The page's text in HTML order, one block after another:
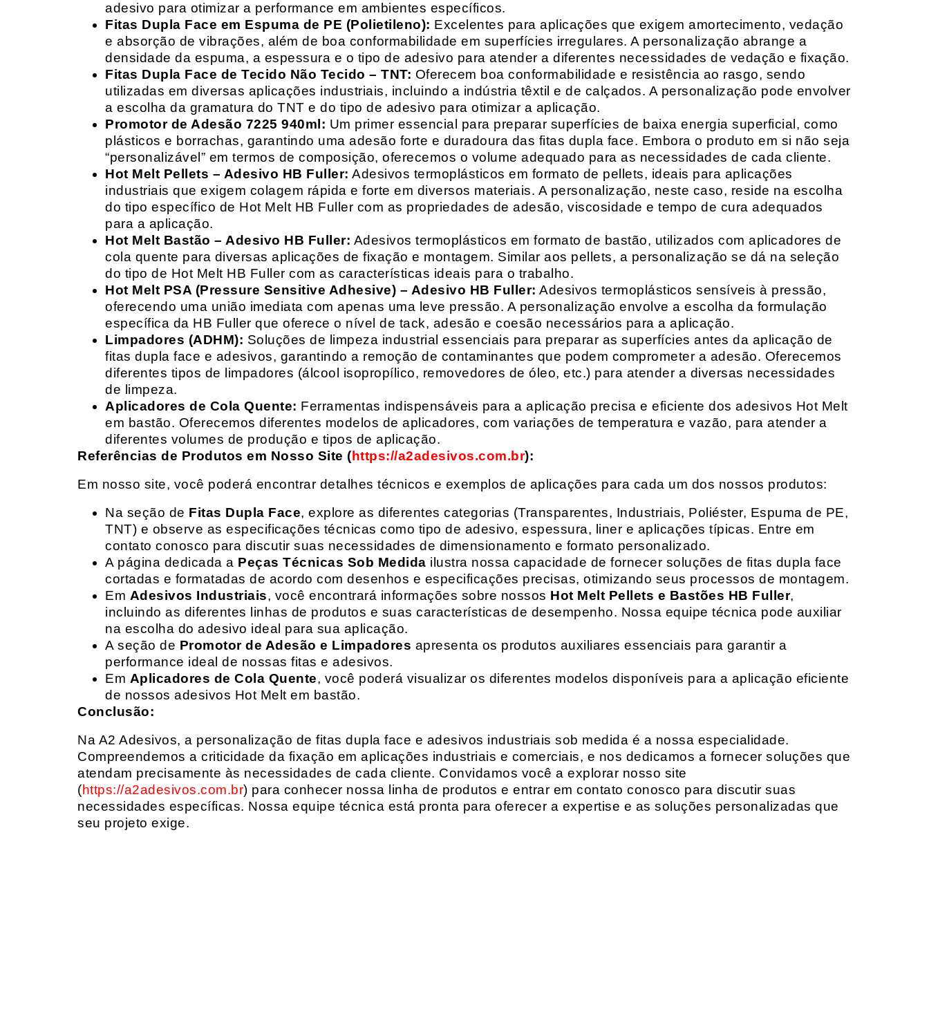
adesivo para otimizar a performance em ambientes específicos.
Fitas Dupla Face em Espuma de PE (Polietileno): Excelentes para aplicações que exigem amortecimento, vedação
e absorção de vibrações, além de boa conformabilidade em superfícies irregulares. A personalização abrange a
densidade da espuma, a espessura e o tipo de adesivo para atender a diferentes necessidades de vedação e fixação.
Fitas Dupla Face de Tecido Não Tecido – TNT: Oferecem boa conformabilidade e resistência ao rasgo, sendo
utilizadas em diversas aplicações industriais, incluindo a indústria têxtil e de calçados. A personalização pode envolver
a escolha da gramatura do TNT e do tipo de adesivo para otimizar a aplicação.
Promotor de Adesão 7225 940ml: Um primer essencial para preparar superfícies de baixa energia superficial, como
plásticos e borrachas, garantindo uma adesão forte e duradoura das fitas dupla face. Embora o produto em si não seja
“personalizável” em termos de composição, oferecemos o volume adequado para as necessidades de cada cliente.
Hot Melt Pellets – Adesivo HB Fuller: Adesivos termoplásticos em formato de pellets, ideais para aplicações
industriais que exigem colagem rápida e forte em diversos materiais. A personalização, neste caso, reside na escolha
do tipo específico de Hot Melt HB Fuller com as propriedades de adesão, viscosidade e tempo de cura adequados
para a aplicação.
Hot Melt Bastão – Adesivo HB Fuller: Adesivos termoplásticos em formato de bastão, utilizados com aplicadores de
cola quente para diversas aplicações de fixação e montagem. Similar aos pellets, a personalização se dá na seleção
do tipo de Hot Melt HB Fuller com as características ideais para o trabalho.
Hot Melt PSA (Pressure Sensitive Adhesive) – Adesivo HB Fuller: Adesivos termoplásticos sensíveis à pressão,
oferecendo uma união imediata com apenas uma leve pressão. A personalização envolve a escolha da formulação
específica da HB Fuller que oferece o nível de tack, adesão e coesão necessários para a aplicação.
Limpadores (ADHM): Soluções de limpeza industrial essenciais para preparar as superfícies antes da aplicação de
fitas dupla face e adesivos, garantindo a remoção de contaminantes que podem comprometer a adesão. Oferecemos
diferentes tipos de limpadores (álcool isopropílico, removedores de óleo, etc.) para atender a diversas necessidades
de limpeza.
Aplicadores de Cola Quente: Ferramentas indispensáveis para a aplicação precisa e eficiente dos adesivos Hot Melt
em bastão. Oferecemos diferentes modelos de aplicadores, com variações de temperatura e vazão, para atender a
diferentes volumes de produção e tipos de aplicação.
Referências de Produtos em Nosso Site (https://a2adesivos.com.br):
Em nosso site, você poderá encontrar detalhes técnicos e exemplos de aplicações para cada um dos nossos produtos:
Na seção de Fitas Dupla Face, explore as diferentes categorias (Transparentes, Industriais, Poliéster, Espuma de PE,
TNT) e observe as especificações técnicas como tipo de adesivo, espessura, liner e aplicações típicas. Entre em
contato conosco para discutir suas necessidades de dimensionamento e formato personalizado.
A página dedicada a Peças Técnicas Sob Medida ilustra nossa capacidade de fornecer soluções de fitas dupla face
cortadas e formatadas de acordo com desenhos e especificações precisas, otimizando seus processos de montagem.
Em Adesivos Industriais, você encontrará informações sobre nossos Hot Melt Pellets e Bastões HB Fuller,
incluindo as diferentes linhas de produtos e suas características de desempenho. Nossa equipe técnica pode auxiliar
na escolha do adesivo ideal para sua aplicação.
A seção de Promotor de Adesão e Limpadores apresenta os produtos auxiliares essenciais para garantir a
performance ideal de nossas fitas e adesivos.
Em Aplicadores de Cola Quente, você poderá visualizar os diferentes modelos disponíveis para a aplicação eficiente
de nossos adesivos Hot Melt em bastão.
Conclusão:
Na A2 Adesivos, a personalização de fitas dupla face e adesivos industriais sob medida é a nossa especialidade.
Compreendemos a criticidade da fixação em aplicações industriais e comerciais, e nos dedicamos a fornecer soluções que
atendam precisamente às necessidades de cada cliente. Convidamos você a explorar nosso site
(https://a2adesivos.com.br) para conhecer nossa linha de produtos e entrar em contato conosco para discutir suas
necessidades específicas. Nossa equipe técnica está pronta para oferecer a expertise e as soluções personalizadas que
seu projeto exige.